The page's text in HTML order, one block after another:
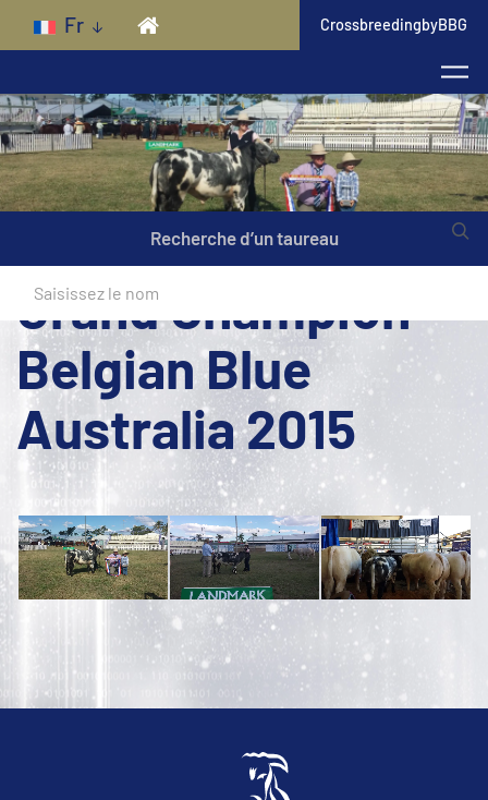
Skip to main content
Fr CrossbreedingbyBBG
Recherche d’un taureau
Grand Champion
Belgian Blue
Australia 2015